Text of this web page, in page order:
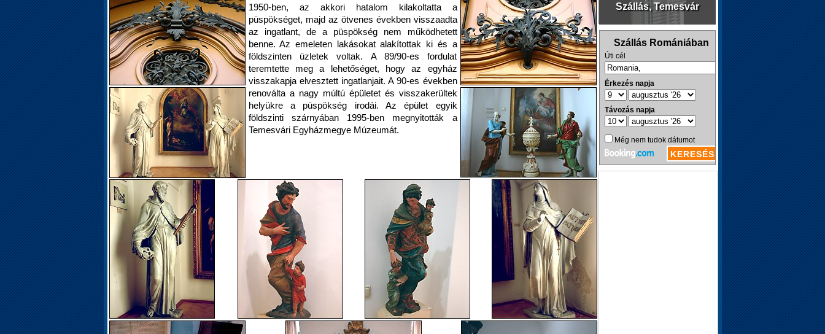
1950-ben, az akkori hatalom kilakoltatta a
püspökséget, majd az ötvenes években visszaadta
az ingatlant, de a püspökség nem működhetett
benne. Az emeleten lakásokat alakítottak ki és a
földszinten üzletek voltak. A 89/90-es fordulat
teremtette meg a lehetőséget, hogy az egyház
visszakapja elvesztett ingatlanjait. A 90-es években
renoválta a nagy múltú épületet és visszakerültek
helyükre a püspökség irodái. Az épület egyik
földszinti szárnyában 1995-ben megnyitották a
Temesvári Egyházmegye Múzeumát.
Szállás, Temesvár